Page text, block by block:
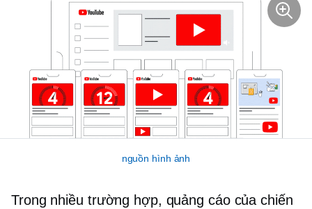
nguồn hình ảnh
Trong nhiều trường hợp, quảng cáo của chiến